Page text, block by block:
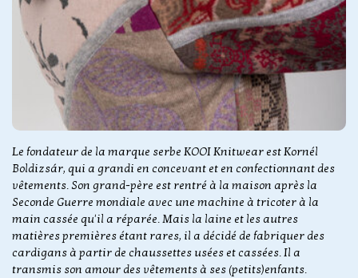
Le fondateur de la marque serbe KOOI Knitwear est Kornél
Boldizsár, qui a grandi en concevant et en confectionnant des
vêtements. Son grand-père est rentré à la maison après la
Seconde Guerre mondiale avec une machine à tricoter à la
main cassée qu'il a réparée. Mais la laine et les autres
matières premières étant rares, il a décidé de fabriquer des
cardigans à partir de chaussettes usées et cassées. Il a
transmis son amour des vêtements à ses (petits)enfants.